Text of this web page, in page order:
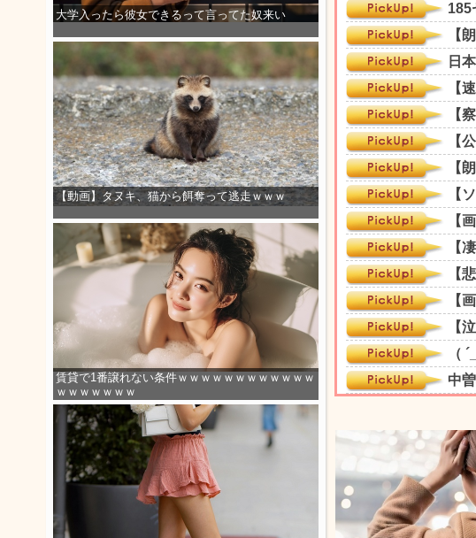
大学入ったら彼女できるって言ってた奴来い
【動画】タヌキ、猫から餌奪って逃走ｗｗｗ
賃貸で1番譲れない条件ｗｗｗｗｗｗｗｗｗｗｗｗ
ｗｗｗｗｗｗｗ